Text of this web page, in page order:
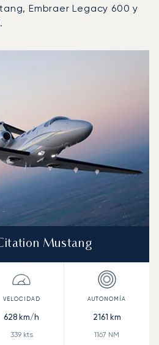
Embraer Legacy 600 y
Mustang
628 km/h
339kts
2161 km
1167 NM